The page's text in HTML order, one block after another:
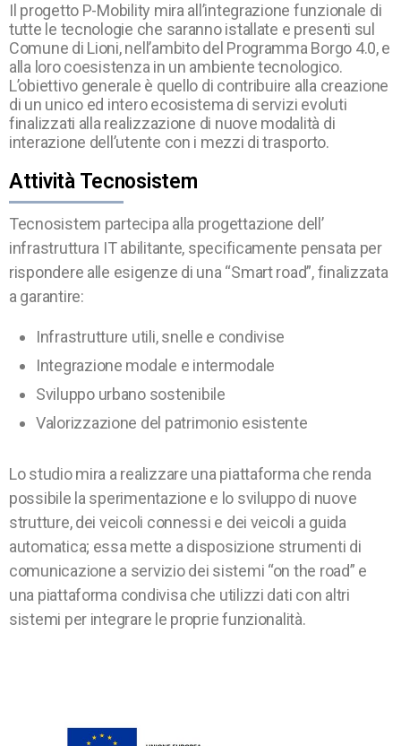
Il progetto P-Mobility mira all’integrazione funzionale di
tutte le tecnologie che saranno istallate e presenti sul
Comune di Lioni, nell’ambito del Programma Borgo 4.0, e
alla loro coesistenza in un ambiente tecnologico.
L’obiettivo generale è quello di contribuire alla creazione
di un unico ed intero ecosistema di servizi evoluti
finalizzati alla realizzazione di nuove modalità di
interazione dell’utente con i mezzi di trasporto.
Attività Tecnosistem
Tecnosistem partecipa alla progettazione dell’
infrastruttura IT abilitante, specificamente pensata per
rispondere alle esigenze di una “Smart road”, finalizzata
a garantire:
Infrastrutture utili, snelle e condivise
Integrazione modale e intermodale
Sviluppo urbano sostenibile
Valorizzazione del patrimonio esistente
Lo studio mira a realizzare una piattaforma che renda
possibile la sperimentazione e lo sviluppo di nuove
strutture, dei veicoli connessi e dei veicoli a guida
automatica; essa mette a disposizione strumenti di
comunicazione a servizio dei sistemi “on the road” e
una piattaforma condivisa che utilizzi dati con altri
sistemi per integrare le proprie funzionalità.